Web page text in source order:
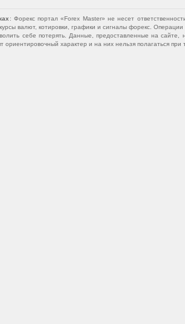
: Форекс портал «Forex Master» не несет
валют, котировки, графики и сигналы форекс.
себе потерять. Данные, предоставленные на
ориентировочный характер и на них нельзя полагаться при